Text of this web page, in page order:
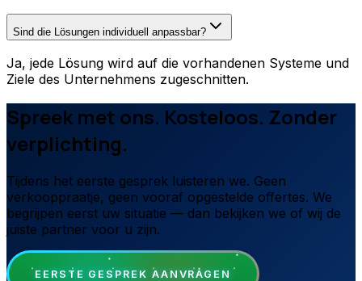
Sind die Lösungen individuell anpassbar?
Ja, jede Lösung wird auf die vorhandenen Systeme und
Ziele des Unternehmens zugeschnitten.
Spreek met ons. Kosteloos. Zonder
verplichting.
Tijdens het eerste gesprek luisteren we. Geen
verkooppraatje, geen vooraf opgestelde offertes. We
begrijpen eerst uw situatie — dan bekijken we of wij de
juiste partner voor u zijn.
EERSTE GESPREK AANVRAGEN